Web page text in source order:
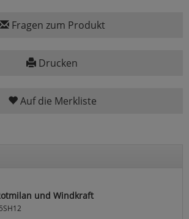
Fragen zum Produkt
Drucken
Auf die Merkliste
und Windkraft